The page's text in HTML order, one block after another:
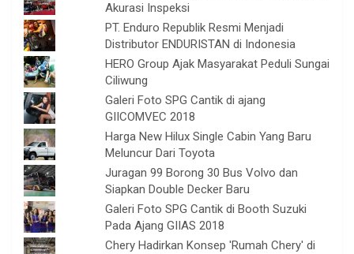
Akurasi Inspeksi
PT. Enduro Republik Resmi Menjadi
Distributor ENDURISTAN di Indonesia
HERO Group Ajak Masyarakat Peduli Sungai
Ciliwung
Galeri Foto SPG Cantik di ajang
GIICOMVEC 2018
Harga New Hilux Single Cabin Yang Baru
Meluncur Dari Toyota
Juragan 99 Borong 30 Bus Volvo dan
Siapkan Double Decker Baru
Galeri Foto SPG Cantik di Booth Suzuki
Pada Ajang GIIAS 2018
Chery Hadirkan Konsep 'Rumah Chery' di